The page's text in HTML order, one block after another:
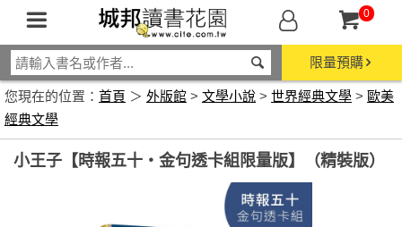
0
限量預購
您現在的位置： 首頁 ＞ 外版館 > 文學小說 > 世界經典文學 > 歐美
經典文學
小王子【時報五十‧金句透卡組限量版】（精裝版）